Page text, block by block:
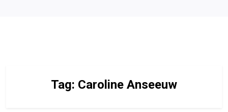
Tag: Caroline Anseeuw